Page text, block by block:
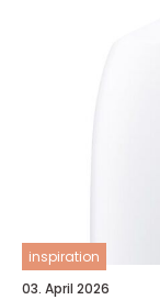
inspiration
03. April 2026